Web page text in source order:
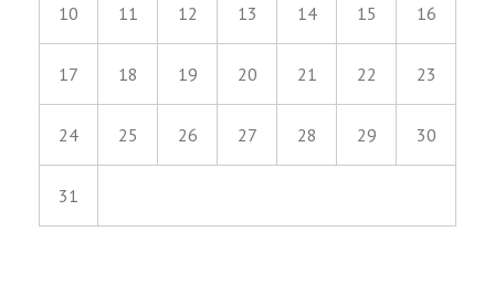
10 11 12 13 14 15 16
17 18 19 20 21 22 23
24 25 26 27 28 29 30
31